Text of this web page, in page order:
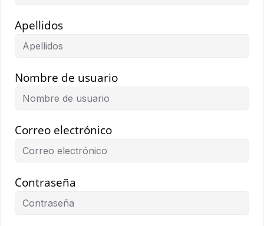
Apellidos
Nombre de usuario
Correo electrónico
Contraseña